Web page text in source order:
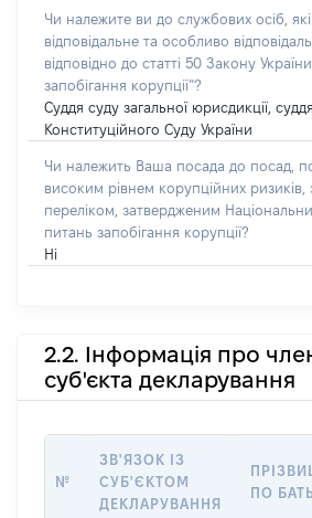
Чи належите ви до службових осіб,
відповідальне та особливо
відповідно до статті 50 Закону
запобігання корупції”?
Суддя суду загальної юрисдикції, суддя
Конституційного Суду України
Чи належить Ваша посада до посад,
високим рівнем корупційних ризиків,
переліком, затвердженим
питань запобігання корупції?
Ні
2.2. Інформація про
суб'єкта декларування
№
ЗВ'ЯЗОК ІЗ
СУБ'ЄКТОМ
ДЕКЛАРУВАННЯ
ПО